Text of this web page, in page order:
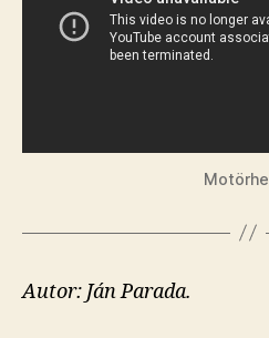
Autor: Ján Parada.